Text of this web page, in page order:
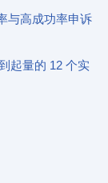
与高成功率申诉
起量的 12 个实